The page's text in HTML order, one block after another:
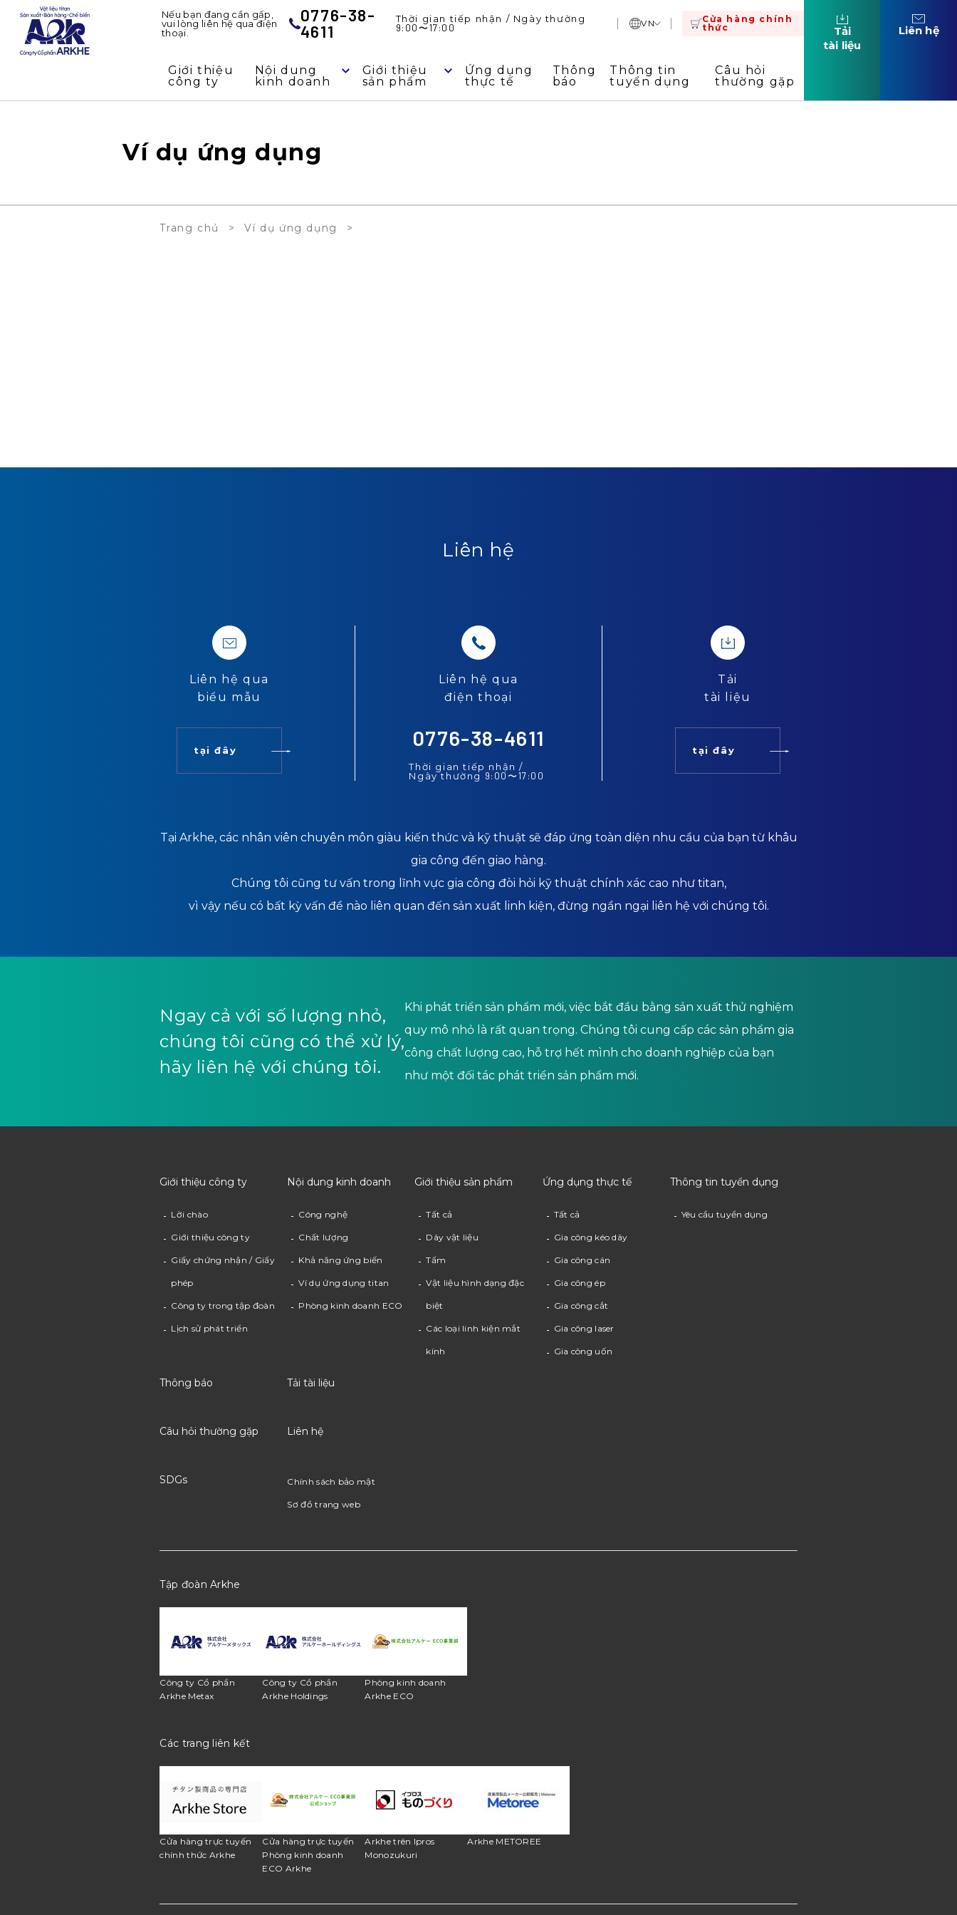
Nếu bạn đang cần gấp,
vui lòng liên hệ qua điện
thoại.
0776-38-
4611
Thời gian tiếp nhận / Ngày thường
9:00〜17:00 VN
Cửa hàng chính
thức
Giới thiệu
công ty
Nội dung
kinh doanh
Giới thiệu
sản phẩm
Ứng dụng
thực tế
Thông
báo
Thông tin
tuyển dụng
Câu hỏi
thường gặp
Tải
tài liệu
Liên hệ
Ví dụ ứng dụng
Trang chủ Ví dụ ứng dụng
Liên hệ
Liên hệ qua
biểu mẫu
tại đây
Liên hệ qua
điện thoại
0776-38-4611
Thời gian tiếp nhận /
Ngày thường 9:00〜17:00
Tải
tài liệu
tại đây
Tại Arkhe, các nhân viên chuyên môn giàu kiến thức và kỹ thuật sẽ đáp ứng toàn diện nhu cầu của bạn từ khâu
gia công đến giao hàng.
Chúng tôi cũng tư vấn trong lĩnh vực gia công đòi hỏi kỹ thuật chính xác cao như titan,
vì vậy nếu có bất kỳ vấn đề nào liên quan đến sản xuất linh kiện, đừng ngần ngại liên hệ với chúng tôi.
Ngay cả với số lượng nhỏ,
chúng tôi cũng có thể xử lý,
hãy liên hệ với chúng tôi.
Khi phát triển sản phẩm mới, việc bắt đầu bằng sản xuất thử nghiệm
quy mô nhỏ là rất quan trọng. Chúng tôi cung cấp các sản phẩm gia
công chất lượng cao, hỗ trợ hết mình cho doanh nghiệp của bạn
như một đối tác phát triển sản phẩm mới.
Giới thiệu công ty
Lời chào
Giới thiệu công ty
Giấy chứng nhận / Giấy
phép
Công ty trong tập đoàn
Lịch sử phát triển
Nội dung kinh doanh
Công nghệ
Chất lượng
Khả năng ứng biến
Ví dụ ứng dụng titan
Phòng kinh doanh ECO
Giới thiệu sản phẩm
Tất cả
Dây vật liệu
Tấm
Vật liệu hình dạng đặc
biệt
Các loại linh kiện mắt
kính
Ứng dụng thực tế
Tất cả
Gia công kéo dây
Gia công cán
Gia công ép
Gia công cắt
Gia công laser
Gia công uốn
Thông tin tuyển dụng
Yêu cầu tuyển dụng
Thông báo
Câu hỏi thường gặp
SDGs
Tải tài liệu
Liên hệ
Chính sách bảo mật
Sơ đồ trang web
Tập đoàn Arkhe
Công ty Cổ phần
Arkhe Metax
Công ty Cổ phần
Arkhe Holdings
Phòng kinh doanh
Arkhe ECO
Các trang liên kết
Cửa hàng trực tuyến
chính thức Arkhe
Cửa hàng trực tuyến
Phòng kinh doanh
ECO Arkhe
Arkhe trên Ipros
Monozukuri
Arkhe METOREE